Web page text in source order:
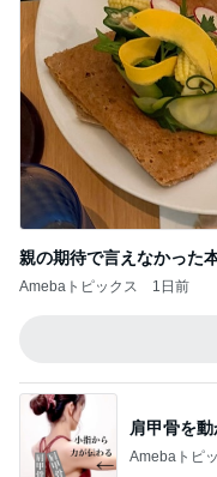
親の期待で言えなかった
Amebaトピックス 1日前
肩甲骨を
Amebaトピ